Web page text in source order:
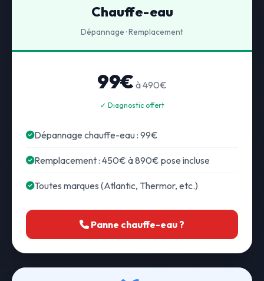
Chauffe-eau
Dépannage · Remplacement
99€ à 490€
✓ Diagnostic offert
Dépannage chauffe-eau : 99€
Remplacement : 450€ à 890€ pose incluse
Toutes marques (Atlantic, Thermor, etc.)
Panne chauffe-eau ?